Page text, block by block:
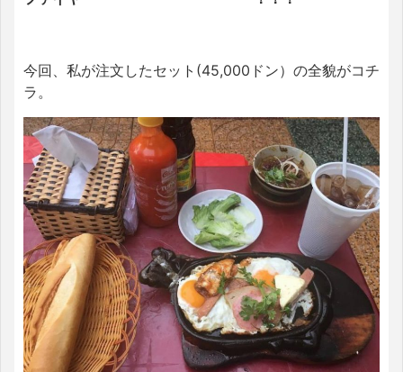
今回、私が注文したセット(45,000ドン）の全貌がコチ
ラ。